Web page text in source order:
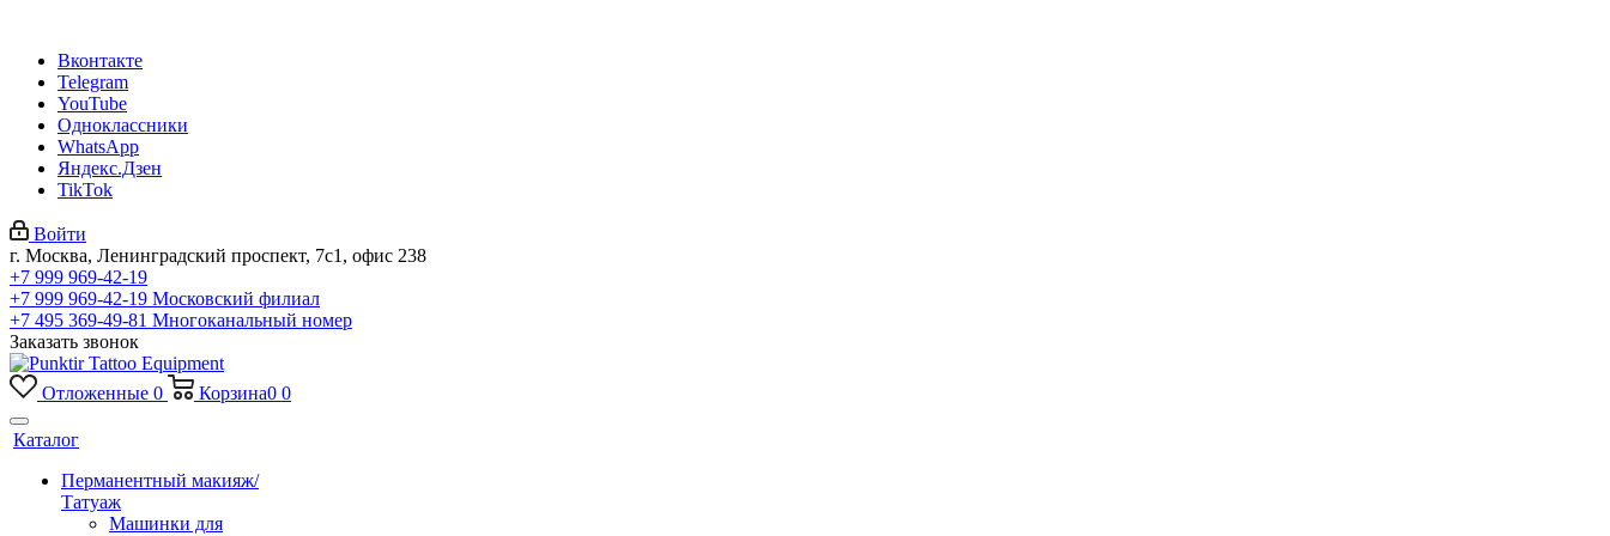
Вконтакте
Telegram
YouTube
Одноклассники
WhatsApp
Яндекс.Дзен
TikTok
Войти
г. Москва, Ленинградский проспект, 7с1, офис 238
+7 999 969-42-19
+7 999 969-42-19 Московский филиал
+7 495 369-49-81 Многоканальный номер
Заказать звонок
Отложенные 0 Корзина0 0
Каталог
Перманентный макияж/
Татуаж
Машинки для